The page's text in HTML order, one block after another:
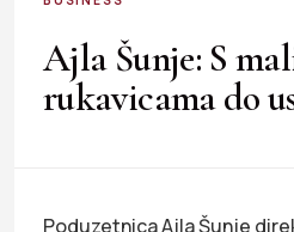
Ajla Šunje: S
rukavicama do
Poduzetnica Ajla Šunje